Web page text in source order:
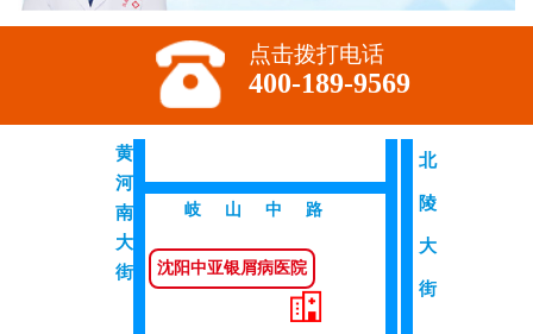
点击拨打电话
400-189-9569
黄
河
南
大
街
沈阳中亚银屑病医院
岐山中路
北
陵
大
街